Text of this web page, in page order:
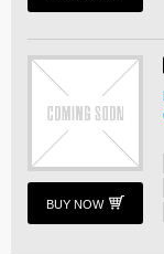
BUY NOW